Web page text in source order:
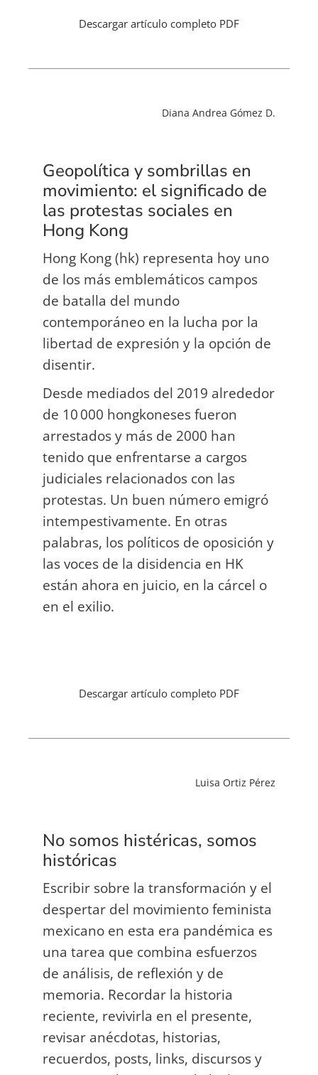
Descargar artículo completo PDF
Diana Andrea Gómez D.
Geopolítica y sombrillas en
movimiento: el significado de
las protestas sociales en
Hong Kong
Hong Kong (hk) representa hoy uno
de los más emblemáticos campos
de batalla del mundo
contemporáneo en la lucha por la
libertad de expresión y la opción de
disentir.
Desde mediados del 2019 alrededor
de 10 000 hongkoneses fueron
arrestados y más de 2000 han
tenido que enfrentarse a cargos
judiciales relacionados con las
protestas. Un buen número emigró
intempestivamente. En otras
palabras, los políticos de oposición y
las voces de la disidencia en HK
están ahora en juicio, en la cárcel o
en el exilio.
Descargar artículo completo PDF
Luisa Ortiz Pérez
No somos histéricas, somos
históricas
Escribir sobre la transformación y el
despertar del movimiento feminista
mexicano en esta era pandémica es
una tarea que combina esfuerzos
de análisis, de reflexión y de
memoria. Recordar la historia
reciente, revivirla en el presente,
revisar anécdotas, historias,
recuerdos, posts, links, discursos y